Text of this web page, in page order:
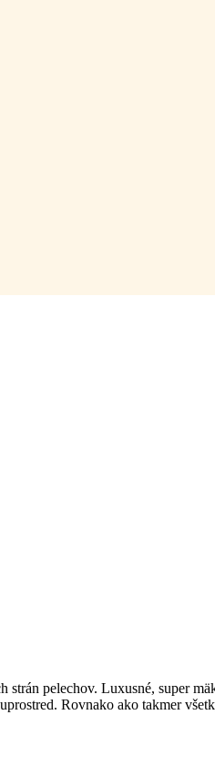
pelechov. Luxusné, super
Rovnako ako takmer